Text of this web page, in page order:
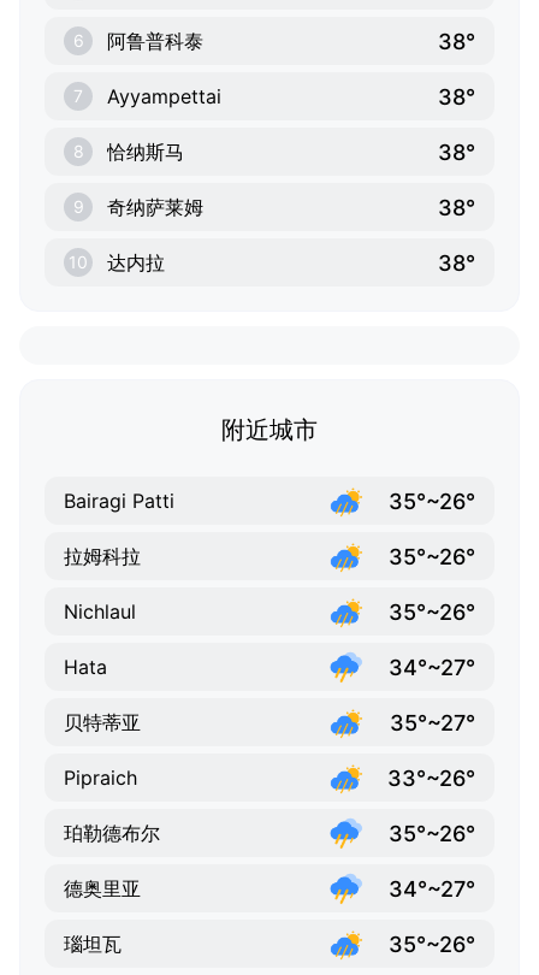
6 阿鲁普科泰 38°
7 Ayyampettai 38°
8 恰纳斯马 38°
9 奇纳萨莱姆 38°
10 达内拉 38°
附近城市
Bairagi Patti 35°~26°
拉姆科拉 35°~26°
Nichlaul 35°~26°
Hata 34°~27°
贝特蒂亚 35°~27°
Pipraich 33°~26°
珀勒德布尔 35°~26°
德奥里亚 34°~27°
瑙坦瓦 35°~26°